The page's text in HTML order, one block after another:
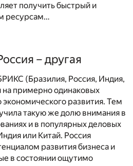
получить быстрый и
ресурсам…
– другая
(Бразилия, Россия, Индия,
примерно одинаковых
развития. Тем
такую же долю внимания в
и в популярных деловых
или Китай. Россия
развития бизнеса и
в состоянии ощутимо